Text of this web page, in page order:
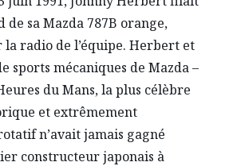
sa Mazda 787B orange,
radio de l’équipe. Herbert et
sports mécaniques de Mazda –
du Mans, la plus célèbre
et extrêmement
n’avait jamais gagné
constructeur japonais à